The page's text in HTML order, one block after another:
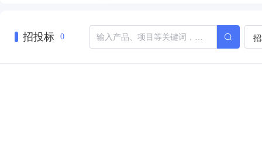
招投标 0